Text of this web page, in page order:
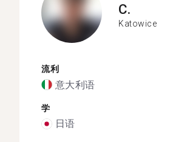
C.
Katowice
流利
意大利语
学
日语